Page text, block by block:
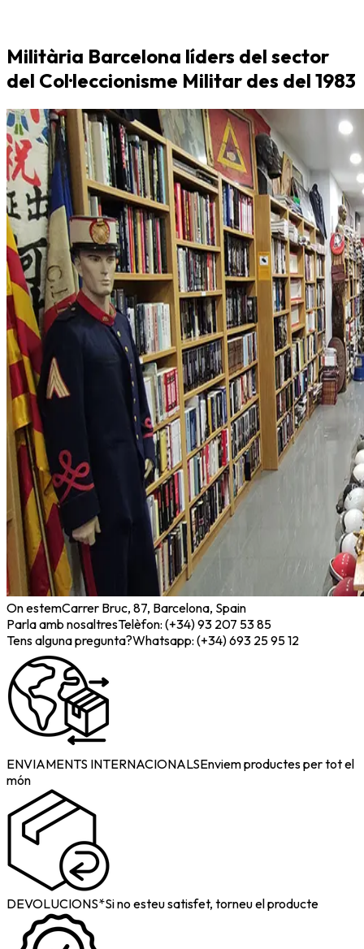
Militària Barcelona líders del sector
del Col·leccionisme Militar des del 1983
On estemCarrer Bruc, 87, Barcelona, Spain
Parla amb nosaltresTelèfon: (+34) 93 207 53 85
Tens alguna pregunta?Whatsapp: (+34) 693 25 95 12
ENVIAMENTS INTERNACIONALSEnviem productes per tot el
món
DEVOLUCIONS*Si no esteu satisfet, torneu el producte